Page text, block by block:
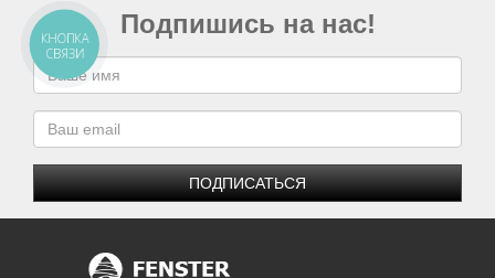
Подпишись на нас!
ПОДПИСАТЬСЯ
КНОПКА
СВЯЗИ